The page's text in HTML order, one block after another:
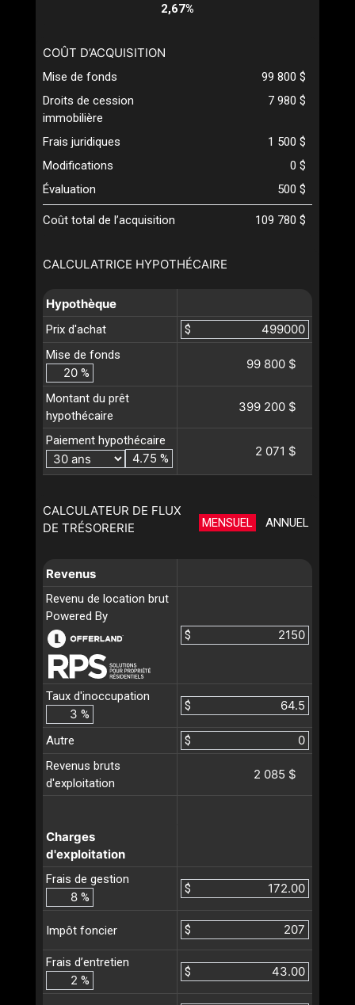
CALCULATRICE HYPOTHÉCAIRE
Hypothèque
Prix d'achat
$
Mise de fonds
%
99 800 $
Montant du prêt
hypothécaire
399 200 $
Paiement hypothécaire
%
2 071 $
CALCULATEUR DE FLUX
DE TRÉSORERIE
MENSUEL ANNUEL
Revenus
Revenu de location brut
Powered By
$
Taux d'inoccupation
%
$
Autre
$
Revenus bruts
d'exploitation
2 085 $
Charges
d'exploitation
Frais de gestion
%
$
Impôt foncier $
Frais d’entretien
%
$
2,67%
COÛT D’ACQUISITION
Mise de fonds
99 800 $
Droits de cession
immobilière
7 980 $
Frais juridiques
1 500 $
Modifications
0 $
Évaluation
500 $
Coût total de l’acquisition 109 780 $